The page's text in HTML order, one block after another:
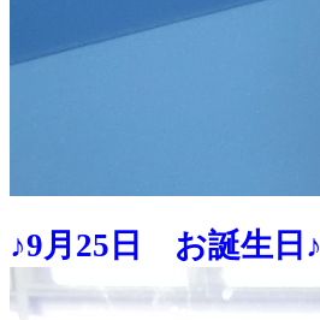
♪9月25日 お誕生日♪